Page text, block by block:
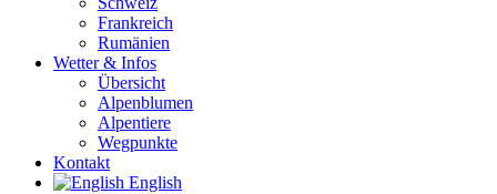
Frankreich
Rumänien
Wetter & Infos
Übersicht
Alpenblumen
Alpentiere
Wegpunkte
Kontakt
English